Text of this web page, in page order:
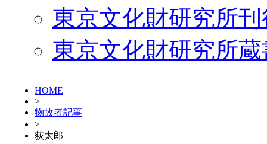
東京文化財研究所
東京文化財研究所
HOME
>
物故者記事
>
荻太郎